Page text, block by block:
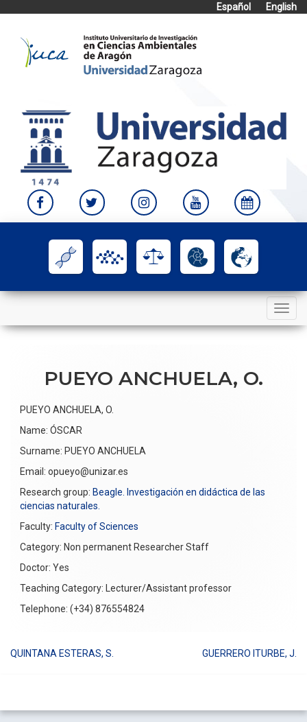
Español
English
content
Toggle
navigation
PUEYO ANCHUELA, O.
PUEYO ANCHUELA, O.
Name: ÓSCAR
Surname: PUEYO ANCHUELA
Email: opueyo@unizar.es
Research group: Beagle.
Investigación en didáctica de las
ciencias naturales.
Faculty: Faculty of Sciences
Category: Non permanent Researcher Staff
Doctor: Yes
Teaching Category: Lecturer/Assistant professor
Telephone: (+34) 876554824
QUINTANA ESTERAS, S. GUERRERO ITURBE, J.